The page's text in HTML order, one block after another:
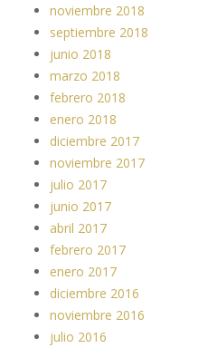
noviembre 2018
septiembre 2018
junio 2018
marzo 2018
febrero 2018
enero 2018
diciembre 2017
noviembre 2017
julio 2017
junio 2017
abril 2017
febrero 2017
enero 2017
diciembre 2016
noviembre 2016
julio 2016